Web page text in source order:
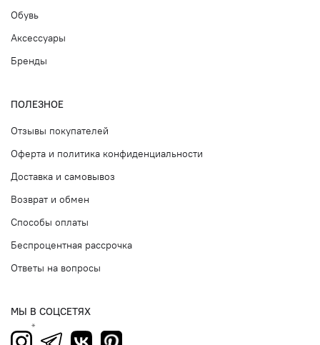
Обувь
Аксессуары
Бренды
ПОЛЕЗНОЕ
Отзывы покупателей
Оферта и политика конфиденциальности
Доставка и самовывоз
Возврат и обмен
Способы оплаты
Беспроцентная рассрочка
Ответы на вопросы
МЫ В СОЦСЕТЯХ